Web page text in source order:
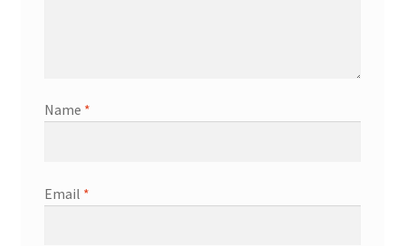
Name *
Email *